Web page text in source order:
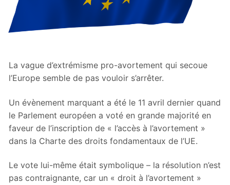
La vague d’extrémisme pro-avortement qui secoue
l’Europe semble de pas vouloir s’arrêter.
Un évènement marquant a été le 11 avril dernier quand
le Parlement européen a voté en grande majorité en
faveur de l’inscription de « l’accès à l’avortement »
dans la Charte des droits fondamentaux de l’UE.
Le vote lui-même était symbolique – la résolution n’est
pas contraignante, car un « droit à l’avortement »